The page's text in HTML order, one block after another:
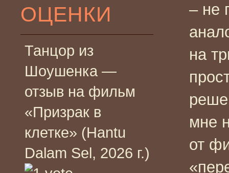
ОЦЕНКИ
Танцор из
Шоушенка —
отзыв на фильм
«Призрак в
клетке» (Hantu
Dalam Sel, 2026 г.)
– не
на
мне
от